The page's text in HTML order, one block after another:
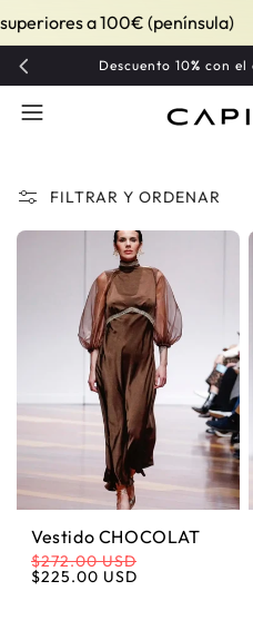
a 100€ (península)
Descuento 10% con el
FILTRAR Y ORDENAR
Vestido CHOCOLAT
Precio habitual
$272.00 USD
Precio de oferta
$225.00 USD